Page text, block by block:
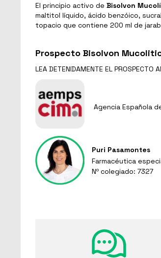
El principio activo de Bisolvon
maltitol líquido, ácido benzóico,
topacio que contiene 200 ml de
Prospecto Bisolvon
LEA DETENIDAMENTE EL PROSPECTO
Agencia Española
Puri Pasamontes
Farmacéutica
Nº colegiado: 7327